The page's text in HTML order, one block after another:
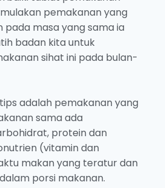
pemakanan yang
pada masa yang sama ia
badan kita untuk
sihat ini pada bulan-
adalah pemakanan yang
sama ada
protein dan
(vitamin dan
makan yang teratur dan
porsi makanan.